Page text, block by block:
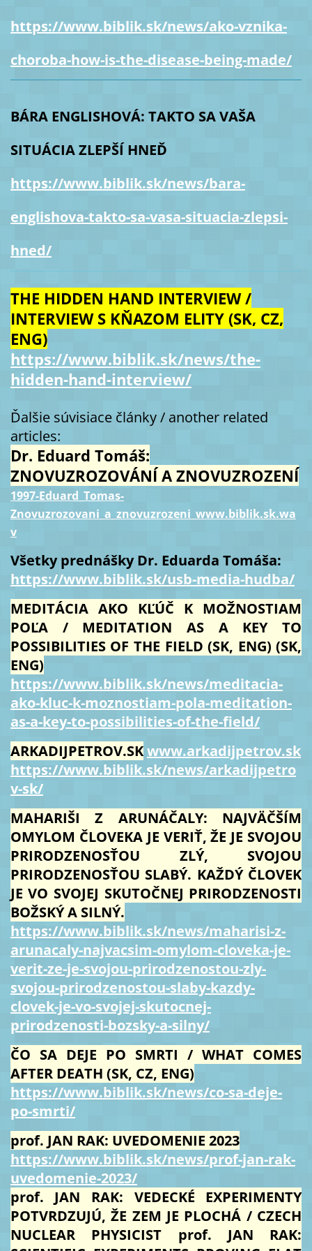
https://www.biblik.sk/news/ako-vznika-
choroba-how-is-the-disease-being-made/
BÁRA ENGLISHOVÁ: TAKTO SA VAŠA
SITUÁCIA ZLEPŠÍ HNEĎ
https://www.biblik.sk/news/bara-
englishova-takto-sa-vasa-situacia-zlepsi-
hned/
THE HIDDEN HAND INTERVIEW /
INTERVIEW S KŇAZOM ELITY (SK, CZ,
ENG)
https://www.biblik.sk/news/the-
hidden-hand-interview/
Ďalšie súvisiace články / another related
articles:
Dr. Eduard Tomáš:
ZNOVUZROZOVÁNÍ A ZNOVUZROZENÍ
1997-Eduard_Tomas-
Znovuzrozovani_a_znovuzrozeni_www.biblik.sk.wa
v
Všetky prednášky Dr. Eduarda Tomáša:
https://www.biblik.sk/usb-media-hudba/
MEDITÁCIA AKO KĽÚČ K MOŽNOSTIAM
POĽA / MEDITATION AS A KEY TO
POSSIBILITIES OF THE FIELD (SK, ENG) (SK,
ENG)
https://www.biblik.sk/news/meditacia-
ako-kluc-k-moznostiam-pola-meditation-
as-a-key-to-possibilities-of-the-field/
ARKADIJPETROV.SKwww.arkadijpetrov.sk
https://www.biblik.sk/news/arkadijpetro
v-sk/
MAHARIŠI Z ARUNÁČALY: NAJVÄČŠÍM
OMYLOM ČLOVEKA JE VERIŤ, ŽE JE SVOJOU
PRIRODZENOSŤOU ZLÝ, SVOJOU
PRIRODZENOSŤOU SLABÝ. KAŽDÝ ČLOVEK
JE VO SVOJEJ SKUTOČNEJ PRIRODZENOSTI
BOŽSKÝ A SILNÝ.
https://www.biblik.sk/news/maharisi-z-
arunacaly-najvacsim-omylom-cloveka-je-
verit-ze-je-svojou-prirodzenostou-zly-
svojou-prirodzenostou-slaby-kazdy-
clovek-je-vo-svojej-skutocnej-
prirodzenosti-bozsky-a-silny/
ČO SA DEJE PO SMRTI / WHAT COMES
AFTER DEATH (SK, CZ, ENG)
https://www.biblik.sk/news/co-sa-deje-
po-smrti/
prof. JAN RAK: UVEDOMENIE 2023
https://www.biblik.sk/news/prof-jan-rak-
uvedomenie-2023/
prof. JAN RAK: VEDECKÉ EXPERIMENTY
POTVRDZUJÚ, ŽE ZEM JE PLOCHÁ / CZECH
NUCLEAR PHYSICIST prof. JAN RAK: